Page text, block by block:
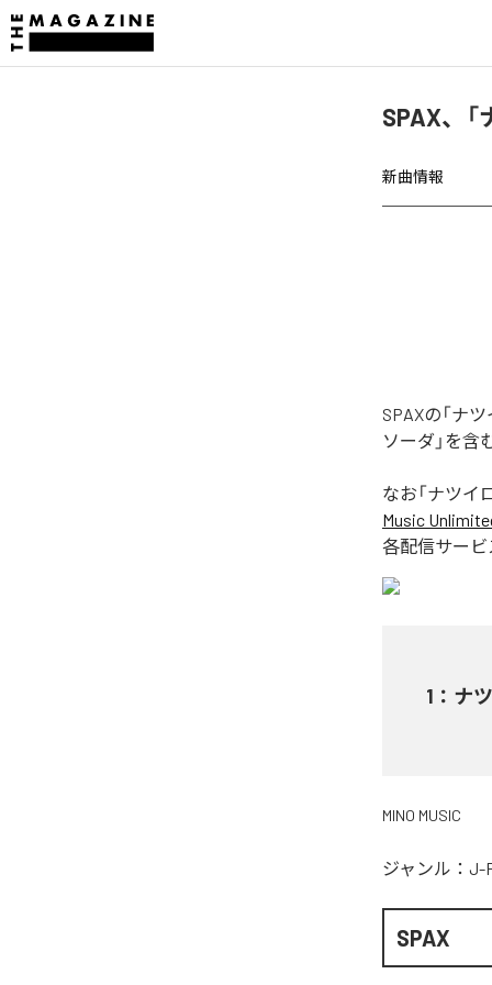
SPAX、
新曲情報
SPAXの「ナ
ソーダ」を含
なお「ナツイ
Music
各配信サービ
1 ： ナ
MINO MUSIC
ジャンル： J-
SPAX